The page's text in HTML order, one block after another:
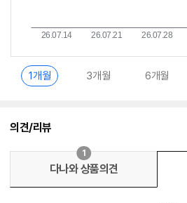
1개월 3개월 6개월
의견/리뷰
다나와 상품의견
1